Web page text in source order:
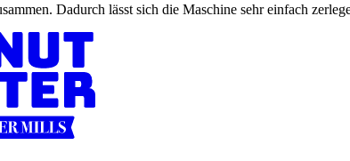
Dadurch lässt sich die Maschine sehr einfach